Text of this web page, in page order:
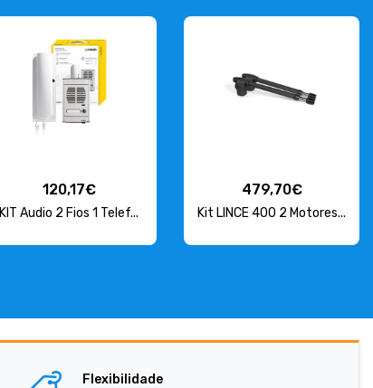
120,17€
KIT Audio 2 Fios 1 Telef...
479,70€
Kit LINCE 400 2 Motores...
Flexibilidade